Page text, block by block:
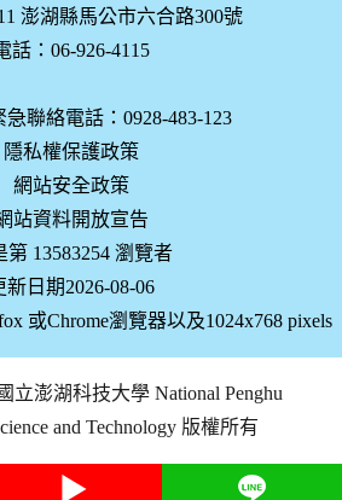
澎湖縣馬公市六合路300號
話：06-926-4115
聯絡電話：0928-483-123
隱私權保護政策
網站安全政策
站資料開放宣告
第 13583254 瀏覽者
新日期2026-08-06
或Chrome瀏覽器以及1024x768 pixels
立澎湖科技大學 National Penghu
and Technology 版權所有